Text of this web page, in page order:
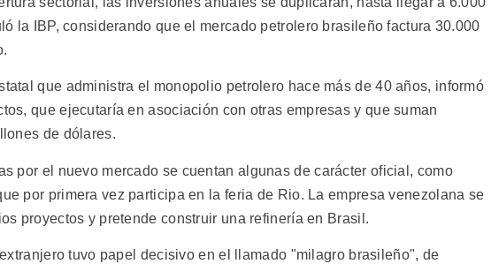
la IBP, considerando que el mercado petrolero brasileño factura 30.000
que administra el monopolio petrolero hace más de 40 años, informó
que ejecutaría en asociación con otras empresas y que suman
de dólares.
por el nuevo mercado se cuentan algunas de carácter oficial, como
por primera vez participa en la feria de Rio. La empresa venezolana se
proyectos y pretende construir una refinería en Brasil.
tuvo papel decisivo en el llamado "milagro brasileño", de